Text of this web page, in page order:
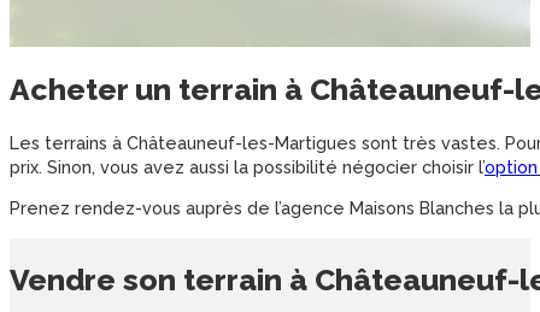
Acheter un terrain à Châteauneuf-
Les terrains à Châteauneuf-les-Martigues sont très vastes.
prix. Sinon, vous avez aussi la possibilité négocier choisir l’
Prenez rendez-vous auprès de l’agence Maisons Blanches la
Vendre son terrain à Châteauneuf-